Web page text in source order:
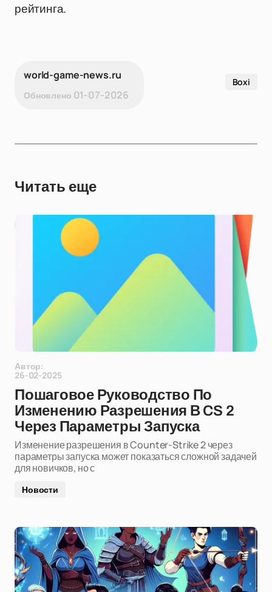
рейтинга.
world-game-news.ru
Обновлено 01-07-2026
Boxi
Читать еще
Автор:
26-02-2025
Пошаговое Руководство По
Изменению Разрешения В CS 2
Через Параметры Запуска
Изменение разрешения в Counter-Strike 2 через
параметры запуска может показаться сложной задачей
для новичков, но с
Новости